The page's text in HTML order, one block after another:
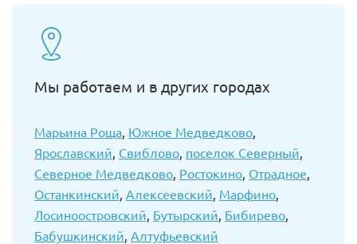
Мы работаем и в других городах
Марьина Роща Южное Медведково
Ярославский Свиблово поселок Северный
Северное Медведково Ростокино Отрадное
Останкинский Алексеевский Марфино
Лосиноостровский Бутырский Бибирево
Бабушкинский Алтуфьевский